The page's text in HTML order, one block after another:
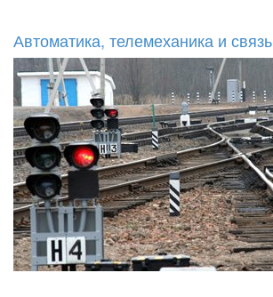
Автоматика, телемеханика и связь